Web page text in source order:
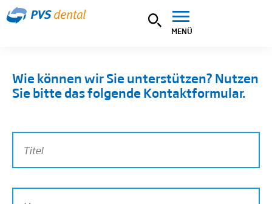
MENÜ
Wie können wir Sie unterstützen? Nutzen
Sie bitte das folgende Kontaktformular.